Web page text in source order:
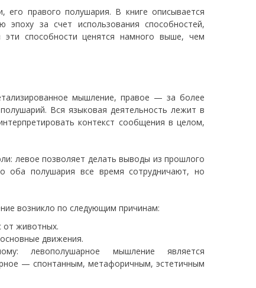
правого полушария. В книге описывается
за счет использования способностей,
способности ценятся намного выше, чем
мышление, правое — за более
Вся языковая деятельность лежит в
контекст сообщения в целом,
левое позволяет делать выводы из прошлого
оба полушария все время сотрудничают, но
возникло по следующим причинам:
от животных.
движения.
левополушарное мышление является
— спонтанным, метафоричным, эстетичным